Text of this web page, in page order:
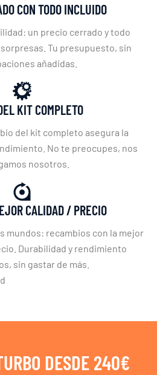
CON TODO INCLUIDO
un precio cerrado y todo
Tu presupuesto, sin
añadidas.
KIT COMPLETO
del kit completo asegura la
No te preocupes, nos
nosotros.
CALIDAD / PRECIO
mundos: recambios con la mejor
Durabilidad y rendimiento
sin gastar de más.
DESDE 240€